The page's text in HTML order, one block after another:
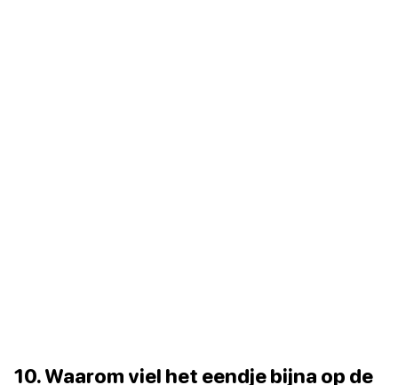
10. Waarom viel het eendje bijna op de